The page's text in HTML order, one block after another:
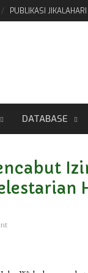
PUBLIKASI JIKALAHARI
DATABASE